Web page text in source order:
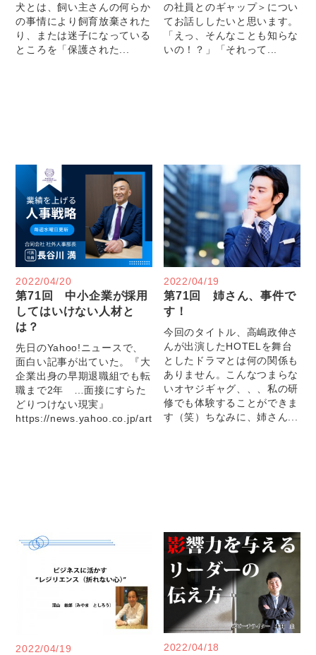
犬とは、飼い主さんの何らか
の事情により飼育放棄された
り、または迷子になっている
ところを「保護された...
の社員とのギャップ＞につい
てお話ししたいと思います。
「えっ、そんなことも知らな
いの！？」「それって...
2022/04/20
第71回 中小企業が採用
してはいけない人材と
は？
先日のYahoo!ニュースで、
面白い記事が出ていた。『大
企業出身の早期退職組でも転
職まで2年 …面接にすらた
どりつけない現実』
https://news.yahoo.co.jp/articles/
2022/04/19
第71回 姉さん、事件で
す！
今回のタイトル、高嶋政伸さ
んが出演したHOTELを舞台
としたドラマとは何の関係も
ありません。こんなつまらな
いオヤジギャグ、、、私の研
修でも体験することができま
す（笑）ちなみに、姉さん...
2022/04/19 2022/04/18